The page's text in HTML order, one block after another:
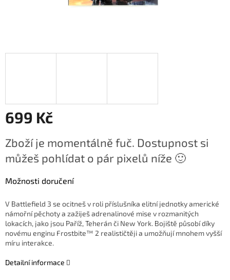
699 Kč
cena:
Zboží je momentálně fuč. Dostupnost si
můžeš pohlídat o pár pixelů níže 🙂
Možnosti doručení
V Battlefield 3 se ocitneš v roli příslušníka elitní jednotky americké
námořní pěchoty a zažiješ adrenalinové mise v rozmanitých
lokacích, jako jsou Paříž, Teherán či New York. Bojiště působí díky
novému enginu Frostbite™ 2 realističtěji a umožňují mnohem vyšší
míru interakce.
Detailní informace